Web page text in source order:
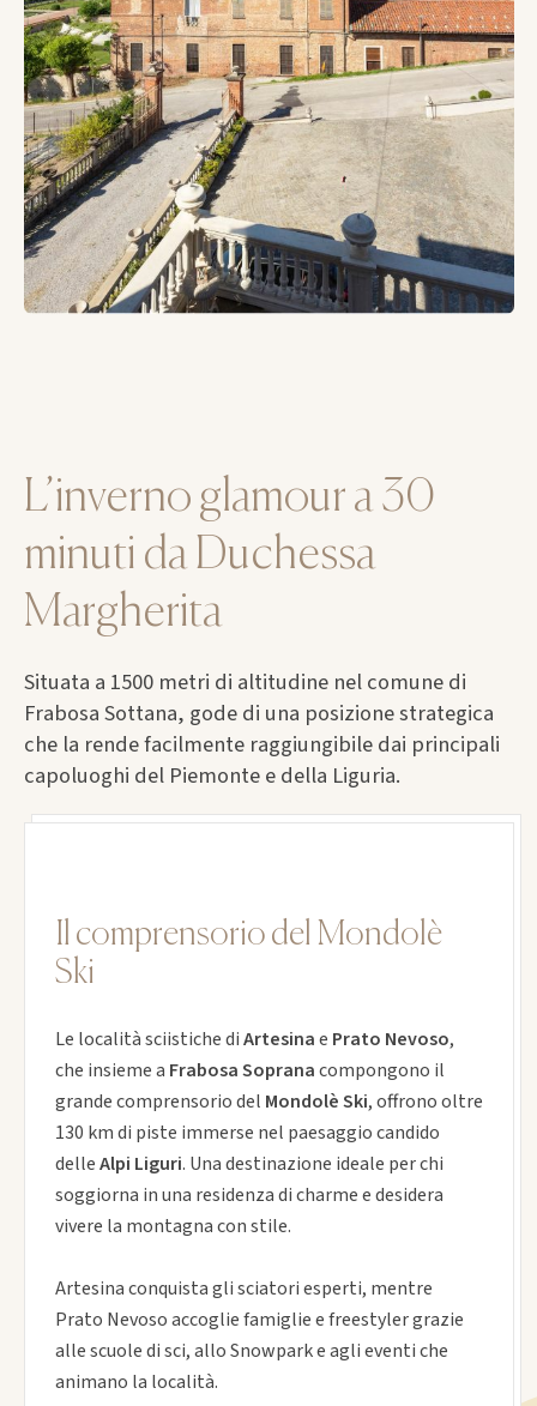
L’inverno glamour a 30
minuti da Duchessa
Margherita
Situata a 1500 metri di altitudine nel comune di
Frabosa Sottana, gode di una posizione strategica
che la rende facilmente raggiungibile dai principali
capoluoghi del Piemonte e della Liguria.
Il comprensorio del Mondolè
Ski
Le località sciistiche diArtesinae Prato Nevoso,
che insieme a Frabosa Sopranacompongono il
grande comprensorio del Mondolè Ski, offrono oltre
130 km di piste immerse nel paesaggio candido
delleAlpi Liguri. Una destinazione ideale per chi
soggiorna in una residenza di charme e desidera
vivere la montagna con stile.
Artesina conquista gli sciatori esperti, mentre
Prato Nevoso accoglie famiglie e freestyler grazie
alle scuole di sci, allo Snowpark e agli eventi che
animano la località.